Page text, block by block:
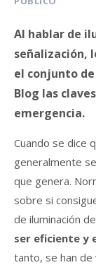
Al hablar de
señalización,
el conjunto
Blog las
emergencia.
Cuando se dice
generalmente
que genera.
sobre si
de iluminación
ser eficiente y
tanto, se han